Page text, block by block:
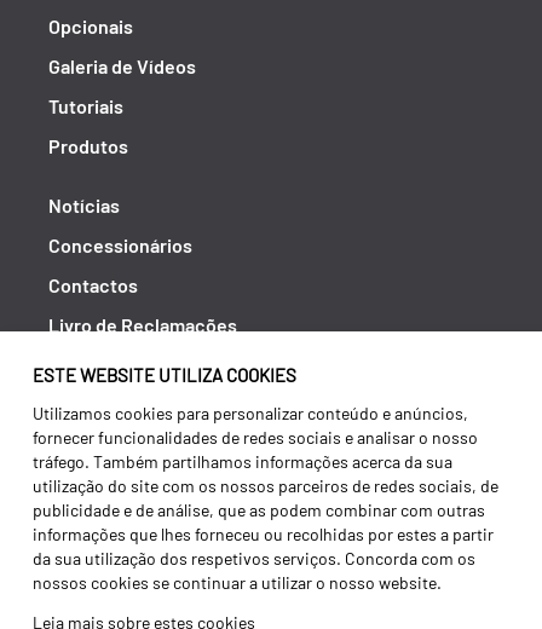
ESTE WEBSITE UTILIZA COOKIES
Utilizamos cookies para personalizar conteúdo e anúncios,
fornecer funcionalidades de redes sociais e analisar o nosso
tráfego. Também partilhamos informações acerca da sua
utilização do site com os nossos parceiros de redes sociais, de
publicidade e de análise, que as podem combinar com outras
informações que lhes forneceu ou recolhidas por estes a partir
da sua utilização dos respetivos serviços. Concorda com os
nossos cookies se continuar a utilizar o nosso website.
Leia mais sobre estes cookies
Opcionais
Galeria de Vídeos
Tutoriais
Produtos
Notícias
Concessionários
Contactos
Livro de Reclamações
Política de Privacidade
Canal de Denúncias (RGPC)
Termos e condições